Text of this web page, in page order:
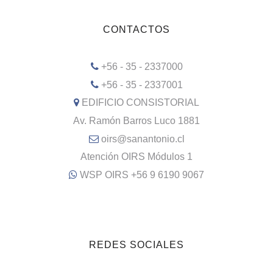
CONTACTOS
+56 - 35 - 2337000
+56 - 35 - 2337001
EDIFICIO CONSISTORIAL
Av. Ramón Barros Luco 1881
oirs@sanantonio.cl
Atención OIRS Módulos 1
WSP OIRS +56 9 6190 9067
REDES SOCIALES